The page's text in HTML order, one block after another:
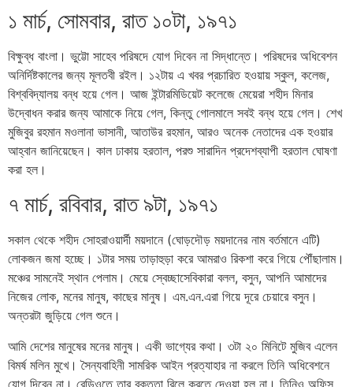
১ মার্চ, সোমবার, রাত ১০টা, ১৯৭১
বিক্ষুব্ধ বাংলা। ভুট্টো সাহেব পরিষদে যোগ দিবেন না সিদ্ধান্তে। পরিষদের অধিবেশন
অনির্দিষ্টকালের জন্য মূলতবী রইল। ১২টায় এ খবর প্রচারিত হওয়ায় স্কুল, কলেজ,
বিশ্ববিদ্যালয় বন্ধ হয়ে গেল। আজ ইন্টারমিডিয়েট কলেজে মেয়েরা শহীদ মিনার
উদ্বোধন করার জন্য আমাকে নিয়ে গেল, কিন্তু গোলমালে সবই বন্ধ হয়ে গেল। শেখ
মুজিবুর রহমান মওলানা ভাসানী, আতাউর রহমান, আরও অনেক নেতাদের এক হওয়ার
আহ্বান জানিয়েছেন। কাল ঢাকায় হরতাল, পরশু সারাদিন প্রদেশব্যাপী হরতাল ঘোষণা
করা হল।
৭ মার্চ, রবিবার, রাত ৯টা, ১৯৭১
সকাল থেকে শহীদ সোহরাওয়ার্দী ময়দানে (ঘোড়দৌড় ময়দানের নাম বর্তমানে এটি)
লোকজন জমা হচ্ছে। ১টার সময় তাড়াহুড়া করে আমরাও রিকশা করে গিয়ে পৌঁছালাম।
মঞ্চের সামনেই স্থান পেলাম। মেয়ে স্বেচ্ছাসেবিকারা বলল, বসুন, আপনি আমাদের
নিজের লোক, মনের মানুষ, কাছের মানুষ। এম.এন.এরা গিয়ে দূরে চেয়ারে বসুন।
অন্তরটা জুড়িয়ে গেল শুনে।
আমি দেশের মানুষের মনের মানুষ। একী ভাগ্যের কথা। ৩টা ২০ মিনিটে মুজিব এলেন
বিমর্ষ মলিন মুখে। সৈন্যবাহিনী সামরিক আইন প্রত্যাহার না করলে তিনি অধিবেশনে
যোগ দিবেন না। রেডিওতে তার বক্তৃতা রিলে করতে দেওয়া হল না। তিনিও অফিস